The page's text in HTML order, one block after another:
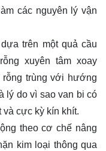
các nguyên lý vận
trên một quả cầu
xuyên tâm xoay
rỗng trùng với hướng
lý do vì sao van bi có
và cực kỳ kín khít.
theo cơ chế nâng
kim loại thông qua